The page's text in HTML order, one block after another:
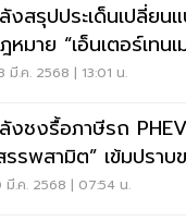
งสรุปประเด็นเปลี่ยน
หมาย “เอ็นเตอร์เทน
มเพล็กซ์”
มี.ค. 2568 | 13:01 น.
งชงรื้อภาษีรถ
รรพสามิต” เข้มปราบ
มี.ค. 2568 | 07:54 น.